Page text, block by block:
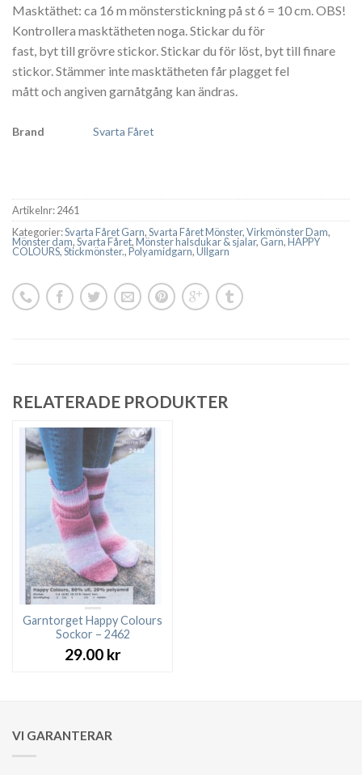
Masktäthet: ca 16 m mönsterstickning på st 6 = 10 cm. OBS!
Kontrollera masktätheten noga. Stickar du för
fast, byt till grövre stickor. Stickar du för löst, byt till finare
stickor. Stämmer inte masktätheten får plagget fel
mått och angiven garnåtgång kan ändras.
Brand Svarta Fåret
Artikelnr:2461
Kategorier:Svarta Fåret Garn,Svarta Fåret Mönster,Virkmönster Dam,
Mönster dam,Svarta Fåret,Mönster halsdukar & sjalar, Garn,HAPPY
COLOURS,Stickmönster.,Polyamidgarn,Ullgarn
RELATERADE PRODUKTER
Garntorget Happy Colours
Sockor – 2462
29.00 kr
VI GARANTERAR